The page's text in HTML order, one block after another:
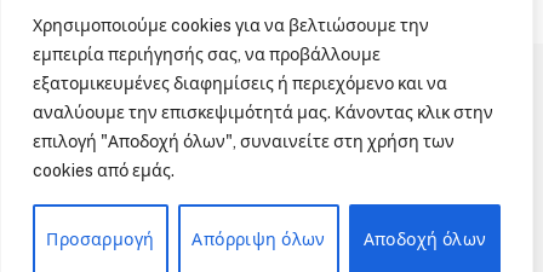
Χρησιμοποιούμε cookies για να βελτιώσουμε την
εμπειρία περιήγησής σας, να προβάλλουμε
εξατομικευμένες διαφημίσεις ή περιεχόμενο και να
αναλύουμε την επισκεψιμότητά μας. Κάνοντας κλικ στην
επιλογή "Αποδοχή όλων", συναινείτε στη χρήση των
cookies από εμάς.
Προσαρμογή Απόρριψη όλων Αποδοχή όλων
© 2026 Dailypharmanews. Designed byDailypharmanews
Αρχική Όροι χρήσης
Πολιτική cookies
Πολιτική απορρήτου